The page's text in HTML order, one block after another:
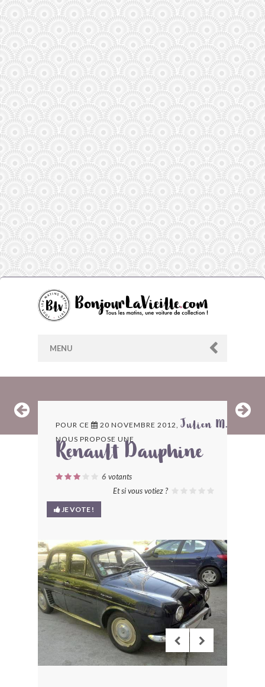
MENU
ARCHIVES
LES CONTRIBUTEURS
LE BLOG
BONJOURLAVIEILLE ?
MODÈLES ET MARQUES
COMMENT FONCTIONNE BLV ?
POUR CE 20 NOVEMBRE 2012, Julien M.
NOUS PROPOSE UNE
Renault Dauphine
6 votants
Et si vous votiez ?
JE VOTE !